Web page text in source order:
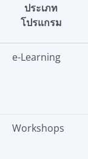
ประเภท
โปรแกรม
e-Learning
Workshops